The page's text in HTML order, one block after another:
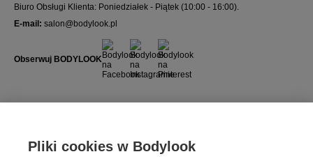
Pliki cookies w Bodylook
Biuro Obsługi Klienta: Poniedziałek - Piątek (10:00 - 16:00).
E-mail: salon@bodylook.pl
Obserwuj BODYLOOK